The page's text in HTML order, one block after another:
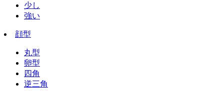
少し
強い
顔型
丸型
卵型
四角
逆三角